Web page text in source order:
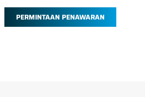
PERMINTAAN PENAWARAN